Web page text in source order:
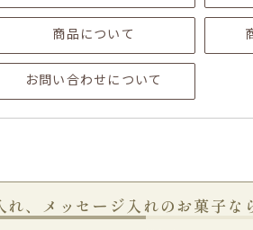
商品について
お問い合わせについて
れ、メッセージ入れのお菓子